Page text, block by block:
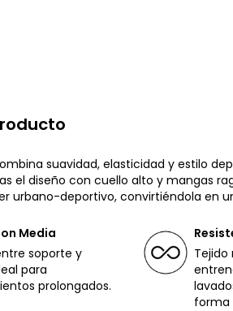
suavidad, elasticidad y estilo
el diseño con cuello alto y mangas
urbano-deportivo, convirtiéndola en
Media
soporte y
para
prolongados.
Tejido
forma